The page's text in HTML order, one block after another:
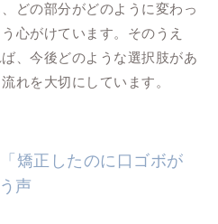
どの部分がどのように変わっ
心がけています。そのうえ
、今後どのような選択肢があ
れを大切にしています。
矯正したのに口ゴボが
声